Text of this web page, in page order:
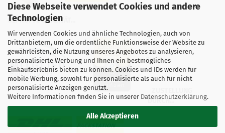
Diese Webseite verwendet Cookies und andere
Technologien
Wir verwenden Cookies und ähnliche Technologien, auch von
Drittanbietern, um die ordentliche Funktionsweise der Website zu
gewährleisten, die Nutzung unseres Angebotes zu analysieren,
personalisierte Werbung und Ihnen ein bestmögliches
Einkaufserlebnis bieten zu können. Cookies und IDs werden für
mobile Werbung, sowohl für personalisierte als auch für nicht
personalisierte Anzeigen genutzt.
Weitere Informationen finden Sie in unserer Datenschutzerklärung.
Alle Akzeptieren
GEPRÜFTE QUALITÄT...
DURCH...